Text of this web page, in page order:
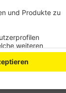
in der